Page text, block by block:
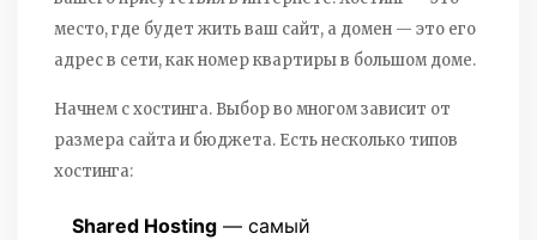
место, где будет жить ваш сайт, а домен — это его
адрес в сети, как номер квартиры в большом доме.
Начнем с хостинга. Выбор во многом зависит от
размера сайта и бюджета. Есть несколько типов
хостинга:
Shared Hosting — самый